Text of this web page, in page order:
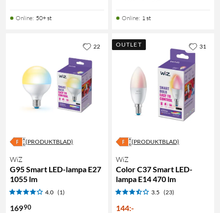
Online: 50+ st Online: 1 st
(PRODUKTBLAD)
WiZ
G95 Smart LED-lampa E27
1055 lm
4.0 (1)
16990
22 OUTLET
(PRODUKTBLAD)
WiZ
Color C37 Smart LED-
lampa E14 470 lm
3.5 (23)
144:-
31